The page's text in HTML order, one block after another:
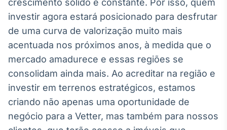
Radar
Monitoramento
notícias e
conteúdos
Broadcast
Fundos
A melhor
plataforma para
analisar fundos
de investimento
no Brasil
crescimento sólido e constante. Por isso, quem
investir agora estará posicionado para desfrutar
de uma curva de valorização muito mais
acentuada nos próximos anos, à medida que o
mercado amadurece e essas regiões se
consolidam ainda mais. Ao acreditar na região e
investir em terrenos estratégicos, estamos
criando não apenas uma oportunidade de
negócio para a Vetter, mas também para nossos